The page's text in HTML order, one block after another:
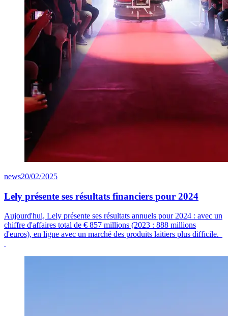
news20/02/2025
Lely présente ses résultats financiers pour 2024
Aujourd'hui, Lely présente ses résultats annuels pour 2024 : avec un
chiffre d'affaires total de € 857 millions (2023 : 888 millions
d'euros), en ligne avec un marché des produits laitiers plus difficile.